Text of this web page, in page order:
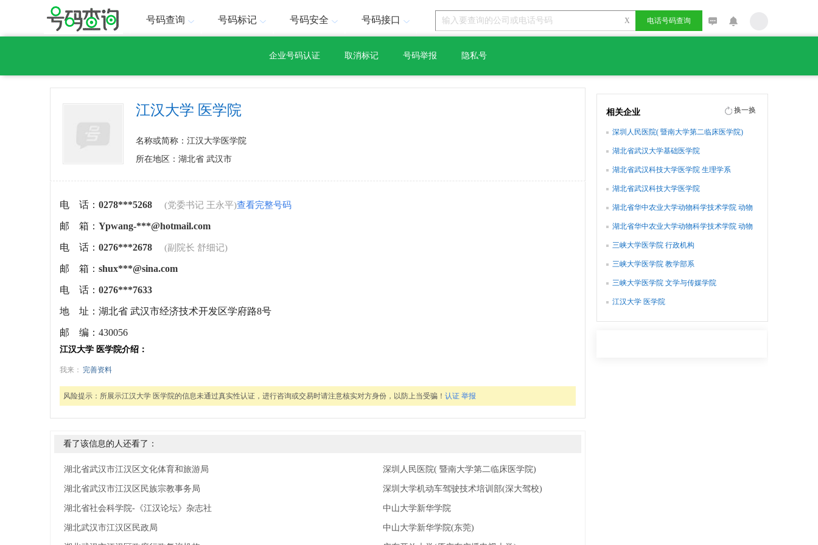
号码查询 号码标记 号码安全 号码接口 X 电话号码查询
企业号码认证 取消标记 号码举报 隐私号
江汉大学 医学院
名称或简称：江汉大学医学院
所在地区：湖北省 武汉市
电 话： 0278***5268 (党委书记 王永平)查看完整号码
邮 箱： Ypwang-***@hotmail.com
电 话： 0276***2678 (副院长 舒细记)
邮 箱： shux***@sina.com
电 话： 0276***7633
地 址： 湖北省 武汉市经济技术开发区学府路8号
邮 编： 430056
江汉大学 医学院介绍：
我来： 完善资料
风险提示： 所展示江汉大学 医学院的信息未通过真实性认证，进行咨询或交易时请注意核实对方身份，以防上当受骗！ 认证 举报
看了该信息的人还看了：
湖北省武汉市江汉区文化体育和旅游局
湖北省武汉市江汉区民族宗教事务局
湖北省社会科学院-《江汉论坛》杂志社
湖北武汉市江汉区民政局
深圳人民医院( 暨南大学第二临床医学院)
深圳大学机动车驾驶技术培训部(深大驾校)
中山大学新华学院
中山大学新华学院(东莞)
相关企业 换一换
深圳人民医院( 暨南大学第二临床医学院)
湖北省武汉大学基础医学院
湖北省武汉科技大学医学院 生理学系
湖北省武汉科技大学医学院
湖北省华中农业大学动物科学技术学院 动物
湖北省华中农业大学动物科学技术学院 动物
三峡大学医学院 行政机构
三峡大学医学院 教学部系
三峡大学医学院 文学与传媒学院
江汉大学 医学院